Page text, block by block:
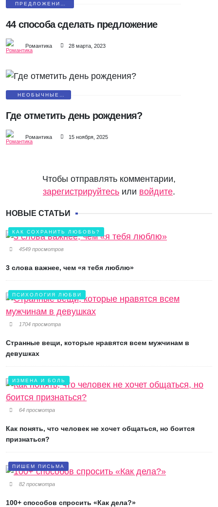
ПРЕДЛОЖЕНИЕ
44 способа сделать предложение
Романтика 28 марта, 2023
НЕОБЫЧНЫЕ
Где отметить день рождения?
Романтика 15 ноября, 2025
Чтобы отправлять комментарии,
зарегистрируйтесь или войдите.
НОВЫЕ СТАТЬИ
КАК СОХРАНИТЬ ЛЮБОВЬ?
4549 просмотров
3 слова важнее, чем «я тебя люблю»
ПСИХОЛОГИЯ ЛЮБВИ
1704 просмотра
Странные вещи, которые нравятся всем мужчинам в
девушках
ИЗМЕНА И БОЛЬ
64 просмотра
Как понять, что человек не хочет общаться, но боится
признаться?
ПИШЕМ ПИСЬМА
82 просмотра
100+ способов спросить «Как дела?»